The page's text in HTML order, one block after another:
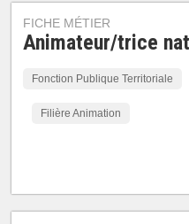
FICHE MÉTIER
Animateur/trice
Fonction Publique Territoriale
Filière Animation